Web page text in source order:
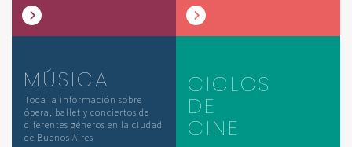
MÚSICA
Toda la información sobre
ópera, ballet y conciertos de
diferentes géneros en la ciudad
de Buenos Aires
CICLOS
DE
CINE